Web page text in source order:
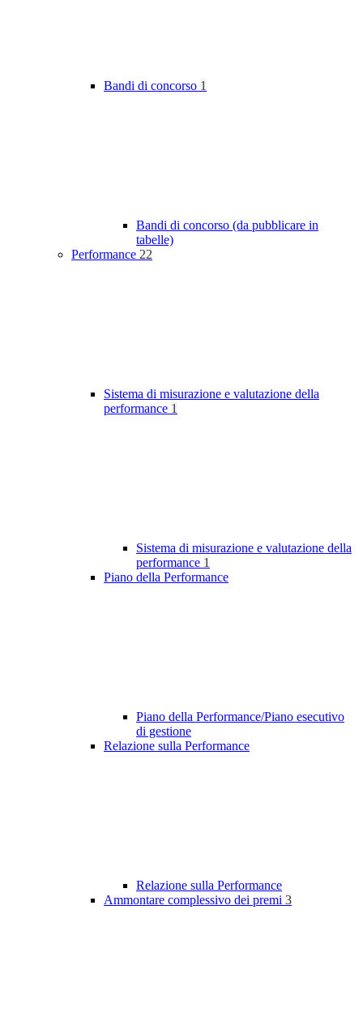
Bandi di concorso 1
Bandi di concorso (da pubblicare in
tabelle)
Performance 22
Sistema di misurazione e valutazione della
performance 1
Sistema di misurazione e valutazione della
performance 1
Piano della Performance
Piano della Performance/Piano esecutivo
di gestione
Relazione sulla Performance
Relazione sulla Performance
Ammontare complessivo dei premi 3